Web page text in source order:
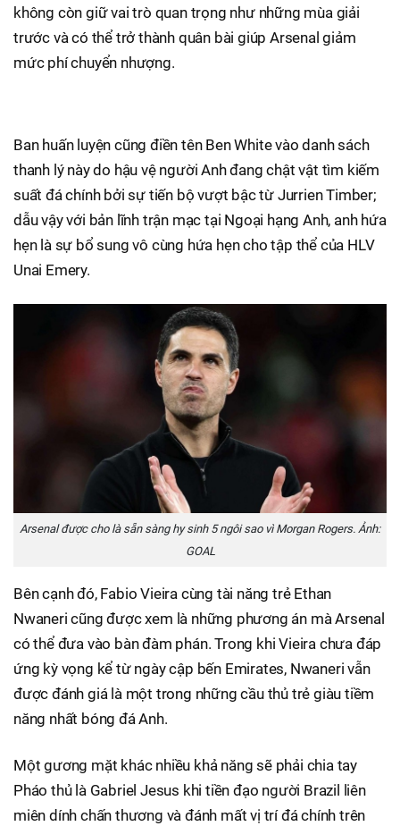
không còn giữ vai trò quan trọng như những mùa giải
trước và có thể trở thành quân bài giúp Arsenal giảm
mức phí chuyển nhượng.
Ban huấn luyện cũng điền tên Ben White vào danh sách
thanh lý này do hậu vệ người Anh đang chật vật tìm kiếm
suất đá chính bởi sự tiến bộ vượt bậc từ Jurrien Timber;
dẫu vậy với bản lĩnh trận mạc tại Ngoại hạng Anh, anh hứa
hẹn là sự bổ sung vô cùng hứa hẹn cho tập thể của HLV
Unai Emery.
Arsenal được cho là sẵn sàng hy sinh 5 ngôi sao vì Morgan Rogers. Ảnh:
GOAL
Bên cạnh đó, Fabio Vieira cùng tài năng trẻ Ethan
Nwaneri cũng được xem là những phương án mà Arsenal
có thể đưa vào bàn đàm phán. Trong khi Vieira chưa đáp
ứng kỳ vọng kể từ ngày cập bến Emirates, Nwaneri vẫn
được đánh giá là một trong những cầu thủ trẻ giàu tiềm
năng nhất bóng đá Anh.
Một gương mặt khác nhiều khả năng sẽ phải chia tay
Pháo thủ là Gabriel Jesus khi tiền đạo người Brazil liên
miên dính chấn thương và đánh mất vị trí đá chính trên